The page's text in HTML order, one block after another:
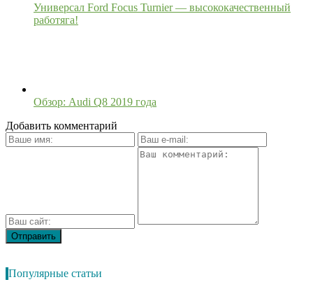
Универсал Ford Focus Turnier — высококачественный
работяга!
Обзор: Audi Q8 2019 года
Добавить комментарий
Популярные статьи